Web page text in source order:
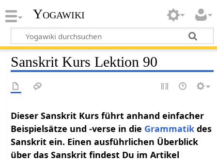
Yogawiki
Sanskrit Kurs Lektion 90
Dieser Sanskrit Kurs führt anhand einfacher
Beispielsätze und -verse in die Grammatik des
Sanskrit ein. Einen ausführlichen Überblick
über das Sanskrit findest Du im Artikel